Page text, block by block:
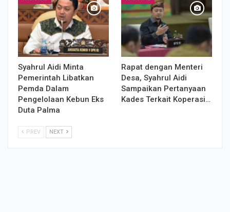
Syahrul Aidi Minta
Pemerintah Libatkan
Pemda Dalam
Pengelolaan Kebun Eks
Duta Palma
Rapat dengan Menteri
Desa, Syahrul Aidi
Sampaikan Pertanyaan
Kades Terkait Koperasi…
PREV NEXT